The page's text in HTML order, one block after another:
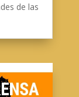
de las